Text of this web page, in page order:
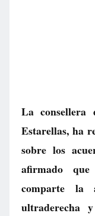
La consellera
Estarellas, ha
sobre los
afirmado
comparte la
ultraderecha